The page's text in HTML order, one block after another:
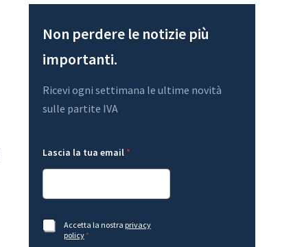
Non perdere le notizie più
importanti.
Ricevi ogni settimana le ultime novità
sulle partite IVA
u
P
L
a
Lascia la tua email *
aA
c
Accetta la nostra privacy
policy*